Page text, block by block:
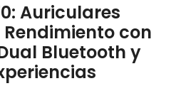
Auriculares
con
Bluetooth y